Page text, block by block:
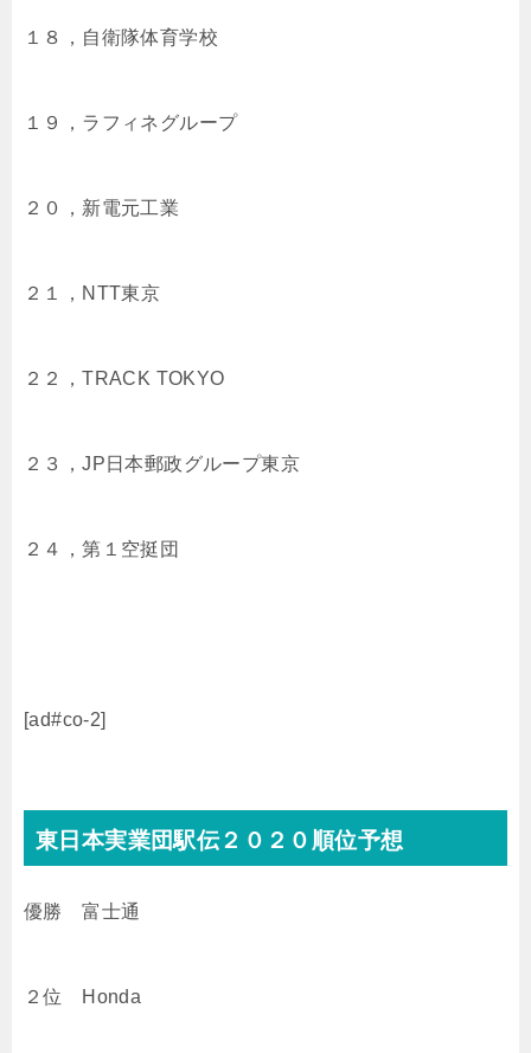
１８，自衛隊体育学校
１９，ラフィネグループ
２０，新電元工業
２１，NTT東京
２２，TRACK TOKYO
２３，JP日本郵政グループ東京
２４，第１空挺団
[ad#co-2]
東日本実業団駅伝２０２０順位予想
優勝 富士通
２位 Honda